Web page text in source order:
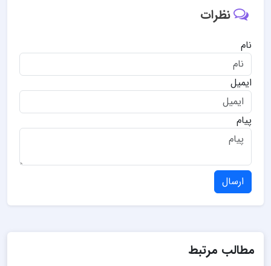
نظرات
نام
ایمیل
پیام
ارسال
مطالب مرتبط